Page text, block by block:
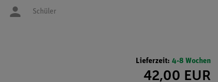
Schüler
Lieferzeit: 4-8 Wochen
42,00 EUR